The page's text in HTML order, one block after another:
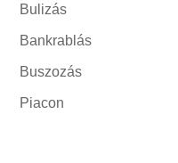
Bulizás
Bankrablás
Buszozás
Piacon